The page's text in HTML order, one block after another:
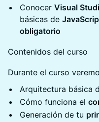
Conocer Visual
básicas de
obligatorio
Contenidos del curso
Durante el curso
Arquitectura básica
Cómo funciona el
Generación de tu